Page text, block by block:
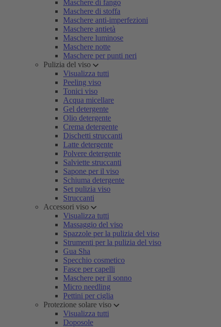
Maschere di fango
Maschere di stoffa
Maschere anti-imperfezioni
Maschere antietà
Maschere luminose
Maschere notte
Maschere per punti neri
Pulizia del viso
Visualizza tutti
Peeling viso
Tonici viso
Acqua micellare
Gel detergente
Olio detergente
Crema detergente
Dischetti struccanti
Latte detergente
Polvere detergente
Salviette struccanti
Sapone per il viso
Schiuma detergente
Set pulizia viso
Struccanti
Accessori viso
Visualizza tutti
Massaggio del viso
Spazzole per la pulizia del viso
Strumenti per la pulizia del viso
Gua Sha
Specchio cosmetico
Fasce per capelli
Maschere per il sonno
Micro needling
Pettini per ciglia
Protezione solare viso
Visualizza tutti
Doposole